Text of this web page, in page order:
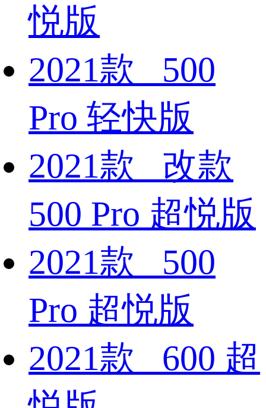
悦版
2021款 500
Pro 轻快版
2021款 改款
500 Pro 超悦版
2021款 500
Pro 超悦版
2021款 600 超